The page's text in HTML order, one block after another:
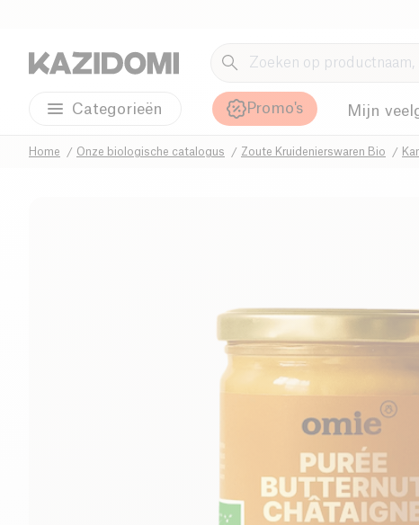
Categorieën Promo's Mijn
Home Onze biologische catalogus Zoute Kruidenierswaren Bio